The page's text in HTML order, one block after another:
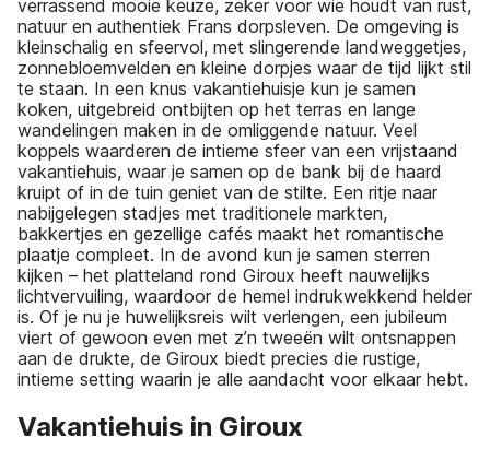
verrassend mooie keuze, zeker voor wie houdt van rust,
natuur en authentiek Frans dorpsleven. De omgeving is
kleinschalig en sfeervol, met slingerende landweggetjes,
zonnebloemvelden en kleine dorpjes waar de tijd lijkt stil
te staan. In een knus vakantiehuisje kun je samen
koken, uitgebreid ontbijten op het terras en lange
wandelingen maken in de omliggende natuur. Veel
koppels waarderen de intieme sfeer van een vrijstaand
vakantiehuis, waar je samen op de bank bij de haard
kruipt of in de tuin geniet van de stilte. Een ritje naar
nabijgelegen stadjes met traditionele markten,
bakkertjes en gezellige cafés maakt het romantische
plaatje compleet. In de avond kun je samen sterren
kijken – het platteland rond Giroux heeft nauwelijks
lichtvervuiling, waardoor de hemel indrukwekkend helder
is. Of je nu je huwelijksreis wilt verlengen, een jubileum
viert of gewoon even met z’n tweeën wilt ontsnappen
aan de drukte, de Giroux biedt precies die rustige,
intieme setting waarin je alle aandacht voor elkaar hebt.
Vakantiehuis in Giroux